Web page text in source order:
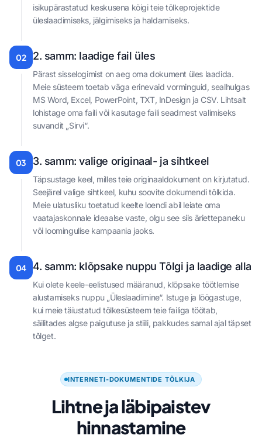
isikupärastatud keskusena kõigi teie tõlkeprojektide
üleslaadimiseks, jälgimiseks ja haldamiseks.
02 2. samm: laadige fail üles
Pärast sisselogimist on aeg oma dokument üles laadida.
Meie süsteem toetab väga erinevaid vorminguid, sealhulgas
MS Word, Excel, PowerPoint, TXT, InDesign ja CSV. Lihtsalt
lohistage oma faili või kasutage faili seadmest valimiseks
suvandit „Sirvi“.
03 3. samm: valige originaal- ja sihtkeel
Täpsustage keel, milles teie originaaldokument on kirjutatud.
Seejärel valige sihtkeel, kuhu soovite dokumendi tõlkida.
Meie ulatusliku toetatud keelte loendi abil leiate oma
vaatajaskonnale ideaalse vaste, olgu see siis äriettepaneku
või loomingulise kampaania jaoks.
04 4. samm: klõpsake nuppu Tõlgi ja laadige alla
Kui olete keele-eelistused määranud, klõpsake töötlemise
alustamiseks nuppu „Üleslaadimine“. Istuge ja lõõgastuge,
kui meie täiustatud tõlkesüsteem teie failiga töötab,
säilitades algse paigutuse ja stiili, pakkudes samal ajal täpset
tõlget.
INTERNETI-DOKUMENTIDE TÕLKIJA
Lihtne ja läbipaistev
hinnastamine